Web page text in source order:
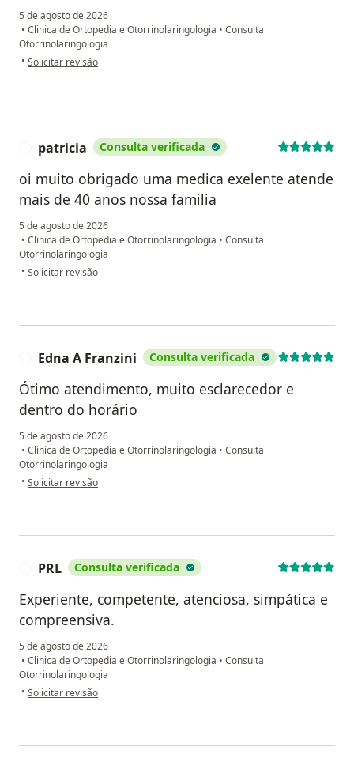
5 de agosto de 2026
• Clinica de Ortopedia e Otorrinolaringologia • Consulta
Otorrinolaringologia
• na opinião do utilizador Ivone Rebello Miguel
Solicitar revisão
patricia Consulta verificada
oi muito obrigado uma medica exelente atende
mais de 40 anos nossa familia
5 de agosto de 2026
• Clinica de Ortopedia e Otorrinolaringologia • Consulta
Otorrinolaringologia
• na opinião do utilizador patricia
Solicitar revisão
Edna A Franzini Consulta verificada
Ótimo atendimento, muito esclarecedor e
dentro do horário
5 de agosto de 2026
• Clinica de Ortopedia e Otorrinolaringologia • Consulta
Otorrinolaringologia
• na opinião do utilizador Edna A Franzini
Solicitar revisão
PRL Consulta verificada
Experiente, competente, atenciosa, simpática e
compreensiva.
5 de agosto de 2026
• Clinica de Ortopedia e Otorrinolaringologia • Consulta
Otorrinolaringologia
• na opinião do utilizador PRL
Solicitar revisão